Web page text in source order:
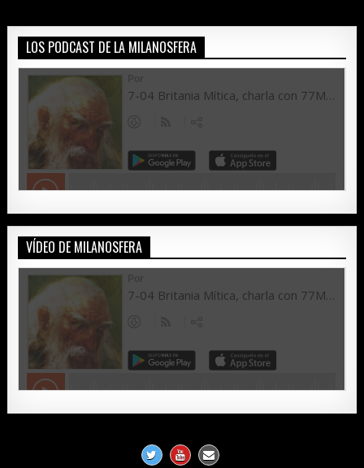
LOS PODCAST DE LA MILANOSFERA
VÍDEO DE MILANOSFERA